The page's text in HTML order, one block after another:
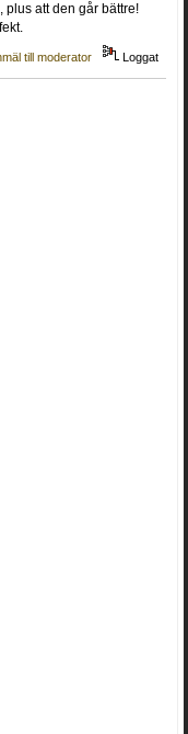
plus att den går bättre!
till moderator Loggat